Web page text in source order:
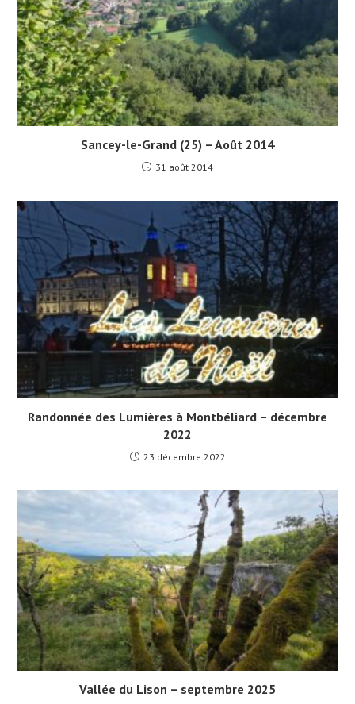
Sancey-le-Grand (25) – Août 2014
31 août 2014
Randonnée des Lumières à Montbéliard – décembre
2022
23 décembre 2022
Vallée du Lison – septembre 2025